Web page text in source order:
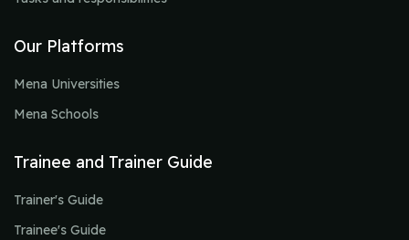
Our Platforms
Mena Universities
Mena Schools
Trainee and Trainer Guide
Trainer's Guide
Trainee's Guide